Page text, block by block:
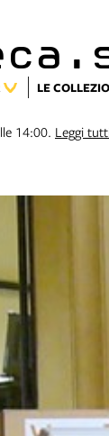
LE
14:00. Leggi